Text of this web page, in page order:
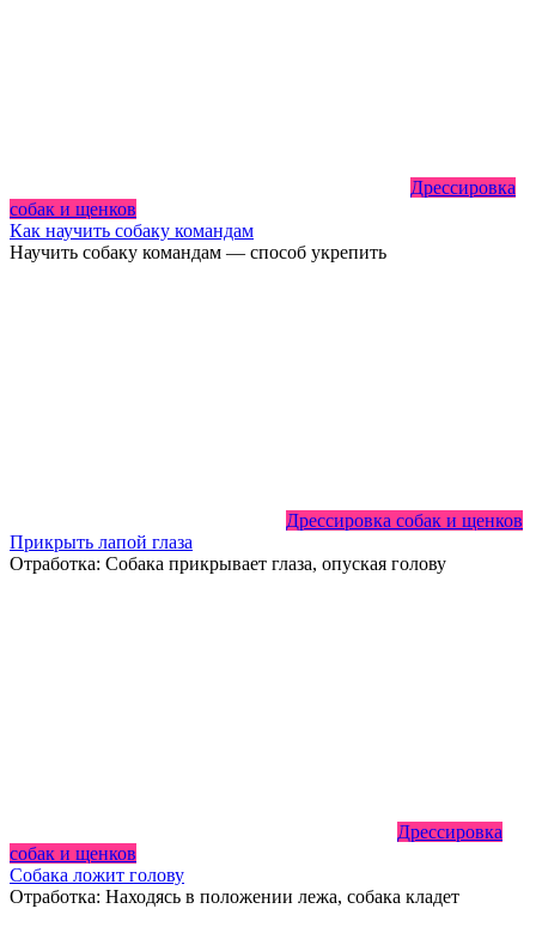
Дрессировка
собак и щенков
Как научить собаку командам
Научить собаку командам — способ укрепить
Дрессировка собак и щенков
Прикрыть лапой глаза
Отработка: Собака прикрывает глаза, опуская голову
Дрессировка
собак и щенков
Собака ложит голову
Отработка: Находясь в положении лежа, собака кладет